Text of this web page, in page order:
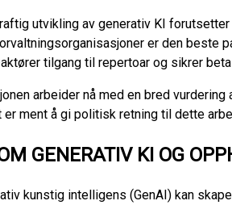
utvikling av generativ KI
er den beste
tilgang til repertoar og sikrer
arbeider nå med en bred
er ment å gi politisk retning til dette
GENERATIV KI OG
kunstig intelligens (GenAI) kan